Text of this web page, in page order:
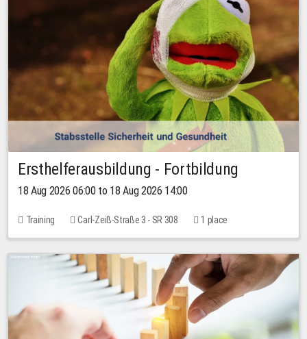
Ersthelferausbildung - Fortbildung
18 Aug 2026 06:00 to 18 Aug 2026 14:00
Training Carl-Zeiß-Straße 3 - SR 308 1 place